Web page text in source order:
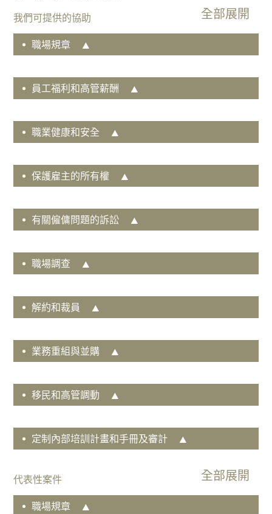
我們可提供的協助
職場規章
員工福利和高管薪酬
職業健康和安全
保護雇主的所有權
有關僱傭問題的訴訟
職場調查
員工和高階主管欺詐
白領犯罪
解約和裁員
業務重組與並購
移民和高管調動
定制內部培訓計畫和手冊及審計
代表性案件
職場規章
易
訟
爭
議
決
商
及
企
諮
詢
併
築
項
公
服
務
動
就
薪
酬